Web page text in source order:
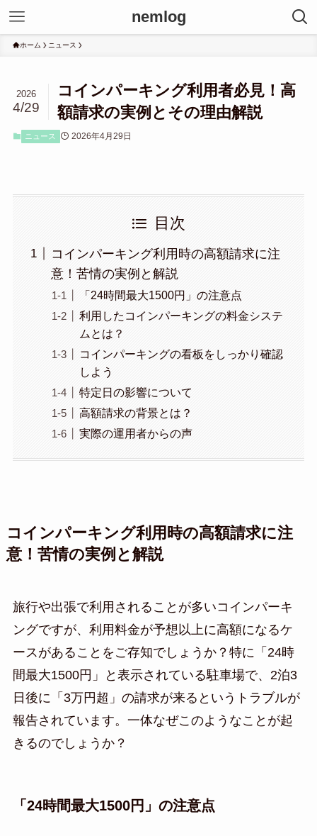
nemlog
ホーム ニュース
コインパーキング利用者必見！高
額請求の実例とその理由解説
2026
4/29
ニュース 2026年4月29日
目次
コインパーキング利用時の高額請求に注
意！苦情の実例と解説
「24時間最大1500円」の注意点
利用したコインパーキングの料金システ
ムとは？
コインパーキングの看板をしっかり確認
しよう
特定日の影響について
高額請求の背景とは？
実際の運用者からの声
コインパーキング利用時の高額請求に注
意！苦情の実例と解説
旅行や出張で利用されることが多いコインパーキ
ングですが、利用料金が予想以上に高額になるケ
ースがあることをご存知でしょうか？特に「24時
間最大1500円」と表示されている駐車場で、2泊3
日後に「3万円超」の請求が来るというトラブルが
報告されています。一体なぜこのようなことが起
きるのでしょうか？
「24時間最大1500円」の注意点